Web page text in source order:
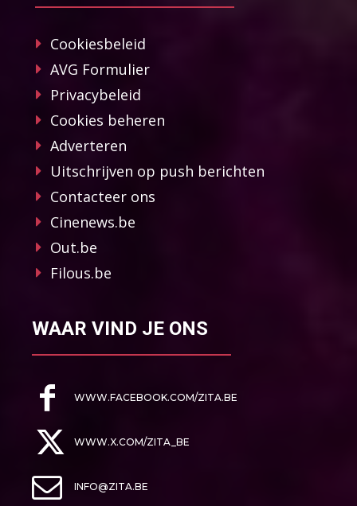
Cookiesbeleid
AVG Formulier
Privacybeleid
Cookies beheren
Adverteren
Uitschrijven op push berichten
Contacteer ons
Cinenews.be
Out.be
Filous.be
WAAR VIND JE ONS
WWW.FACEBOOK.COM/ZITA.BE
WWW.X.COM/ZITA_BE
INFO@ZITA.BE